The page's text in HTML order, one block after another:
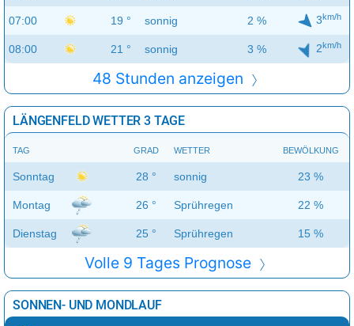
07:00 19 ° sonnig 2 % 3km/h
08:00 21 ° sonnig 3 % 2km/h
48 Stunden anzeigen
LÄNGENFELD WETTER 3 TAGE
TAG GRAD WETTER BEWÖLKUNG
Sonntag 28 ° sonnig 23 %
Montag 26 ° Sprühregen 22 %
Dienstag 25 ° Sprühregen 15 %
Volle 9 Tages Prognose
SONNEN- UND MONDLAUF